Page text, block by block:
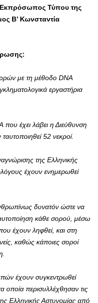
Τύπου της
Β’ Κωνσταντία
με τη μέθοδο DNA
εργαστήρια
που έχει λάβει η Διεύθυνση
52 νεκροί.
της Ελληνικής
έχουν ενημερωθεί
ανθρωπίνως δυνατόν ώστε να
κάθε σορού, μέσω
έχουν ληφθεί, και στη
καθώς κάποιες σοροί
έχουν συγκεντρωθεί
οποία περισυλλέχθησαν τις
Ελληνικής Αστυνομίας από